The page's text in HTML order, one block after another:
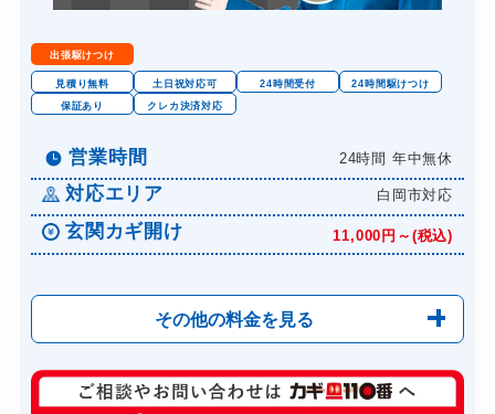
出張駆けつけ
見積り無料 土日祝対応可 24時間受付
24時間駆けつけ
保証あり
クレカ決済対応
営業時間 24時間 年中無休
対応エリア 白岡市対応
玄関カギ開け 11,000円～(税込)
その他の料金を見る
玄関カギ修理 6,600円～(税込)